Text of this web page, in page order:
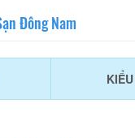
Đông Nam